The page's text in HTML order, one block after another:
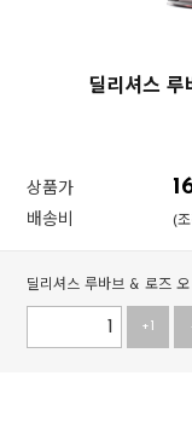
딜리셔스
상품가
배송비 (
딜리셔스 루바브 & 로즈 오
+1